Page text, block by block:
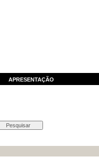
APRESENTAÇÃO